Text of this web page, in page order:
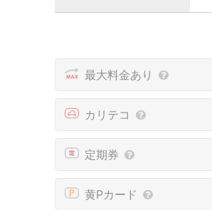
最大料金あり
カリテコ
定期券
黄Pカード